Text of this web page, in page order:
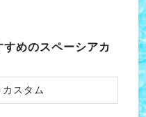
めのスペーシアカ
スタム